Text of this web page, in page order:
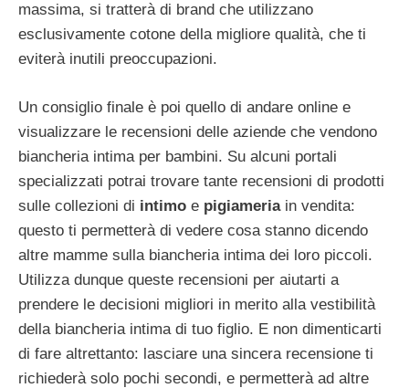
massima, si tratterà di brand che utilizzano
esclusivamente cotone della migliore qualità, che ti
eviterà inutili preoccupazioni.
Un consiglio finale è poi quello di andare online e
visualizzare le recensioni delle aziende che vendono
biancheria intima per bambini. Su alcuni portali
specializzati potrai trovare tante recensioni di prodotti
sulle collezioni di intimo e pigiameriain vendita:
questo ti permetterà di vedere cosa stanno dicendo
altre mamme sulla biancheria intima dei loro piccoli.
Utilizza dunque queste recensioni per aiutarti a
prendere le decisioni migliori in merito alla vestibilità
della biancheria intima di tuo figlio. E non dimenticarti
di fare altrettanto: lasciare una sincera recensione ti
richiederà solo pochi secondi, e permetterà ad altre